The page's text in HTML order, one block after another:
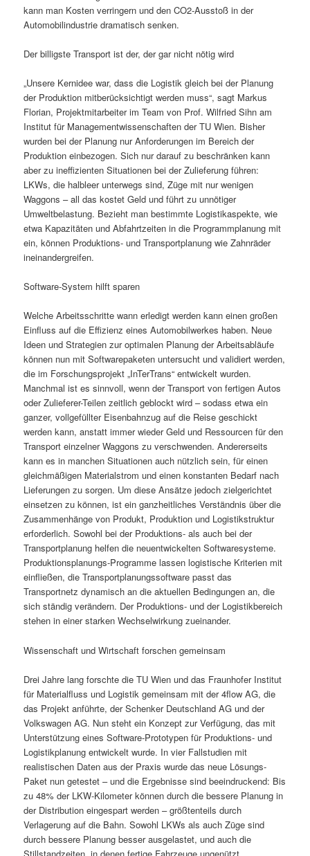
kann man Kosten verringern und den CO2-Ausstoß in der
Automobilindustrie dramatisch senken.
Der billigste Transport ist der, der gar nicht nötig wird
„Unsere Kernidee war, dass die Logistik gleich bei der Planung
der Produktion mitberücksichtigt werden muss“, sagt Markus
Florian, Projektmitarbeiter im Team von Prof. Wilfried Sihn am
Institut für Managementwissenschaften der TU Wien. Bisher
wurden bei der Planung nur Anforderungen im Bereich der
Produktion einbezogen. Sich nur darauf zu beschränken kann
aber zu ineffizienten Situationen bei der Zulieferung führen:
LKWs, die halbleer unterwegs sind, Züge mit nur wenigen
Waggons – all das kostet Geld und führt zu unnötiger
Umweltbelastung. Bezieht man bestimmte Logistikaspekte, wie
etwa Kapazitäten und Abfahrtzeiten in die Programmplanung mit
ein, können Produktions- und Transportplanung wie Zahnräder
ineinandergreifen.
Software-System hilft sparen
Welche Arbeitsschritte wann erledigt werden kann einen großen
Einfluss auf die Effizienz eines Automobilwerkes haben. Neue
Ideen und Strategien zur optimalen Planung der Arbeitsabläufe
können nun mit Softwarepaketen untersucht und validiert werden,
die im Forschungsprojekt „InTerTrans“ entwickelt wurden.
Manchmal ist es sinnvoll, wenn der Transport von fertigen Autos
oder Zulieferer-Teilen zeitlich geblockt wird – sodass etwa ein
ganzer, vollgefüllter Eisenbahnzug auf die Reise geschickt
werden kann, anstatt immer wieder Geld und Ressourcen für den
Transport einzelner Waggons zu verschwenden. Andererseits
kann es in manchen Situationen auch nützlich sein, für einen
gleichmäßigen Materialstrom und einen konstanten Bedarf nach
Lieferungen zu sorgen. Um diese Ansätze jedoch zielgerichtet
einsetzen zu können, ist ein ganzheitliches Verständnis über die
Zusammenhänge von Produkt, Produktion und Logistikstruktur
erforderlich. Sowohl bei der Produktions- als auch bei der
Transportplanung helfen die neuentwickelten Softwaresysteme.
Produktionsplanungs-Programme lassen logistische Kriterien mit
einfließen, die Transportplanungssoftware passt das
Transportnetz dynamisch an die aktuellen Bedingungen an, die
sich ständig verändern. Der Produktions- und der Logistikbereich
stehen in einer starken Wechselwirkung zueinander.
Wissenschaft und Wirtschaft forschen gemeinsam
Drei Jahre lang forschte die TU Wien und das Fraunhofer Institut
für Materialfluss und Logistik gemeinsam mit der 4flow AG, die
das Projekt anführte, der Schenker Deutschland AG und der
Volkswagen AG. Nun steht ein Konzept zur Verfügung, das mit
Unterstützung eines Software-Prototypen für Produktions- und
Logistikplanung entwickelt wurde. In vier Fallstudien mit
realistischen Daten aus der Praxis wurde das neue Lösungs-
Paket nun getestet – und die Ergebnisse sind beeindruckend: Bis
zu 48% der LKW-Kilometer können durch die bessere Planung in
der Distribution eingespart werden – größtenteils durch
Verlagerung auf die Bahn. Sowohl LKWs als auch Züge sind
durch bessere Planung besser ausgelastet, und auch die